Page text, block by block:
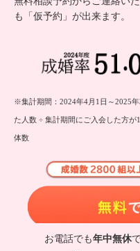
も「仮予約」が出来ます。
※集計期間：2024年4月1日～2025
た人数 ÷ 集計期間にご入会した方
体数
お電話でも年中無休